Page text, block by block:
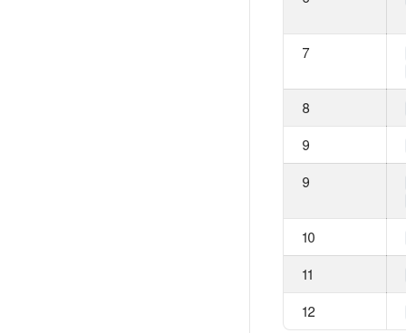
7
8
9
9
10
11
12